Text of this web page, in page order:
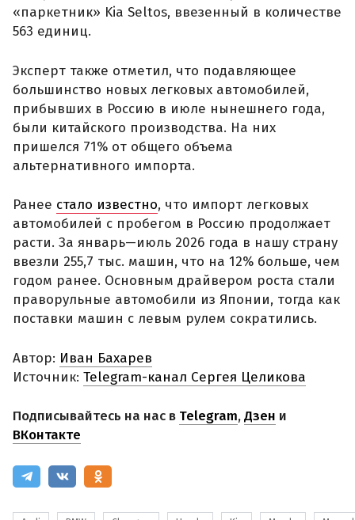
«паркетник» Kia Seltos, ввезенный в количестве
563 единиц.
Эксперт также отметил, что подавляющее
большинство новых легковых автомобилей,
прибывших в Россию в июле нынешнего года,
были китайского производства. На них
пришелся 71% от общего объема
альтернативного импорта.
Ранее стало известно, что импорт легковых
автомобилей с пробегом в Россию продолжает
расти. За январь—июль 2026 года в нашу страну
ввезли 255,7 тыс. машин, что на 12% больше, чем
годом ранее. Основным драйвером роста стали
праворульные автомобили из Японии, тогда как
поставки машин с левым рулем сократились.
Автор: Иван Бахарев
Источник: Telegram-канал Сергея Целикова
Подписывайтесь на нас в Telegram,Дзен и
ВКонтакте